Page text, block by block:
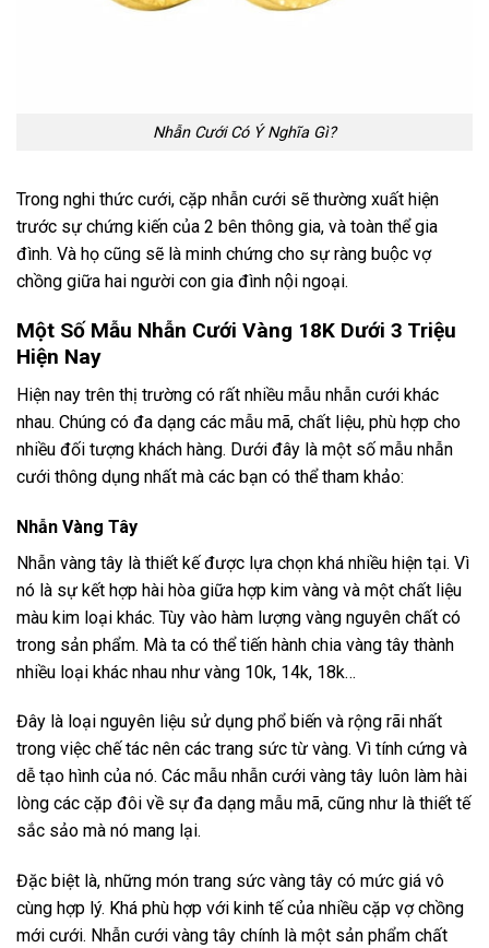
Nhẫn Cưới Có Ý Nghĩa Gì?
Trong nghi thức cưới, cặp nhẫn cưới sẽ thường xuất hiện
trước sự chứng kiến của 2 bên thông gia, và toàn thể gia
đình. Và họ cũng sẽ là minh chứng cho sự ràng buộc vợ
chồng giữa hai người con gia đình nội ngoại.
Một Số Mẫu Nhẫn Cưới Vàng 18K Dưới 3 Triệu
Hiện Nay
Hiện nay trên thị trường có rất nhiều mẫu nhẫn cưới khác
nhau. Chúng có đa dạng các mẫu mã, chất liệu, phù hợp cho
nhiều đối tượng khách hàng. Dưới đây là một số mẫu nhẫn
cưới thông dụng nhất mà các bạn có thể tham khảo:
Nhẫn Vàng Tây
Nhẫn vàng tây là thiết kế được lựa chọn khá nhiều hiện tại. Vì
nó là sự kết hợp hài hòa giữa hợp kim vàng và một chất liệu
màu kim loại khác. Tùy vào hàm lượng vàng nguyên chất có
trong sản phẩm. Mà ta có thể tiến hành chia vàng tây thành
nhiều loại khác nhau như vàng 10k, 14k, 18k…
Đây là loại nguyên liệu sử dụng phổ biến và rộng rãi nhất
trong việc chế tác nên các trang sức từ vàng. Vì tính cứng và
dễ tạo hình của nó. Các mẫu nhẫn cưới vàng tây luôn làm hài
lòng các cặp đôi về sự đa dạng mẫu mã, cũng như là thiết tế
sắc sảo mà nó mang lại.
Đặc biệt là, những món trang sức vàng tây có mức giá vô
cùng hợp lý. Khá phù hợp với kinh tế của nhiều cặp vợ chồng
mới cưới. Nhẫn cưới vàng tây chính là một sản phẩm chất